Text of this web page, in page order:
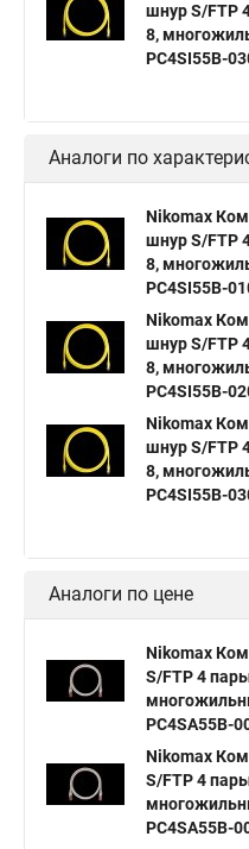
шнур S/FTP
8,
PC4SI55B-
Аналоги по
Nikomax
шнур S/FTP
8,
PC4SI55B-
Nikomax
шнур S/FTP
8,
PC4SI55B-
Nikomax
шнур S/FTP
8,
PC4SI55B-
Аналоги по цене
Nikomax
S/FTP 4
PC4SA55B-
Nikomax
S/FTP 4
PC4SA55B-